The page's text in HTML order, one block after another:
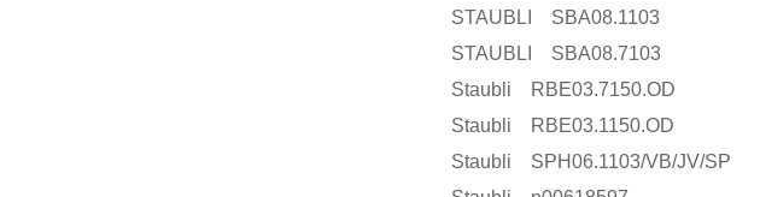
STAUBLI SBA08.1103
STAUBLI SBA08.7103
Staubli RBE03.7150.OD
Staubli RBE03.1150.OD
Staubli SPH06.1103/VB/JV/SP